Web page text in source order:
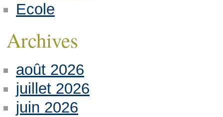
Ecole
Archives
août 2026
juillet 2026
juin 2026